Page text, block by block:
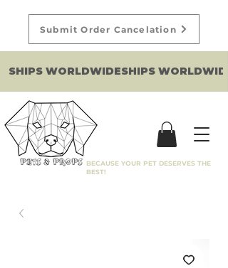
BECAUSE YOUR PET DESERVES THE
BEST!
SHIPS WORLDWIDE
Submit Order Cancelation